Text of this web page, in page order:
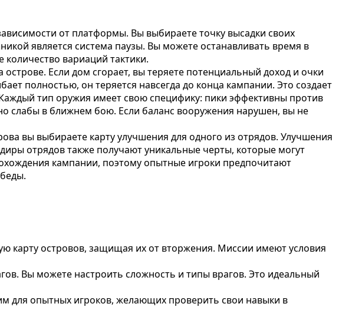
от платформы. Вы выбираете точку высадки своих
является система паузы. Вы можете останавливать время в
вариаций тактики.
Если дом сгорает, вы теряете потенциальный доход и очки
полностью, он теряется навсегда до конца кампании. Это создает
тип оружия имеет свою специфику: пики эффективны против
слабы в ближнем бою. Если баланс вооружения нарушен, вы не
вы выбираете карту улучшения для одного из отрядов. Улучшения
отрядов также получают уникальные черты, которые могут
кампании, поэтому опытные игроки предпочитают
карту островов, защищая их от вторжения. Миссии имеют условия
Вы можете настроить сложность и типы врагов. Это идеальный
для опытных игроков, желающих проверить свои навыки в